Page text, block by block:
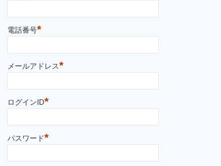
電話番号*
メールアドレス*
ログインID*
パスワード*